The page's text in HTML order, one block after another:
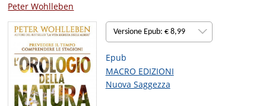
Peter Wohlleben
Versione Epub: € 8,99
Epub
MACRO EDIZIONI
Nuova Saggezza